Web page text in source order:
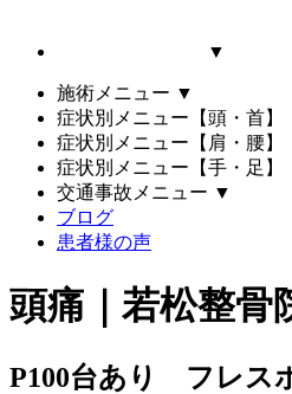
▼
施術メニュー ▼
症状別メニュー【頭・首】
症状別メニュー【肩・腰】
症状別メニュー【手・足】
交通事故メニュー ▼
ブログ
患者様の声
頭痛｜若松整骨
P100台あり フレス